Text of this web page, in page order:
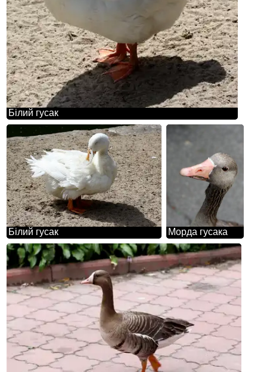
Білий гусак
Білий гусак Морда гусака